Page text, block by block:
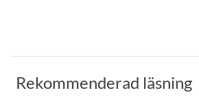
Rekommenderad läsning